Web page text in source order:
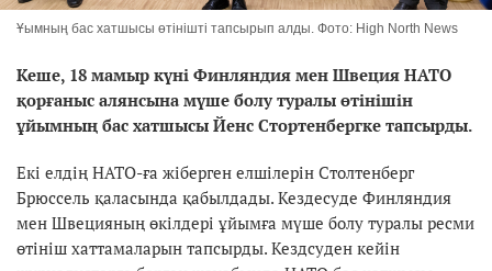
Ұымның бас хатшысы өтінішті тапсырып алды. Фото: High North News
Кеше, 18 мамыр күні Финляндия мен Швеция НАТО
қорғаныс алянсына мүше болу туралы өтінішін
ұйымның бас хатшысы Йенс Стортенбергке тапсырды.
Екі елдің НАТО-ға жіберген елшілерін Столтенберг
Брюссель қаласында қабылдады. Кездесуде Финляндия
мен Швецияның өкілдері ұйымға мүше болу туралы ресми
өтініш хаттамаларын тапсырды. Кездсуден кейін